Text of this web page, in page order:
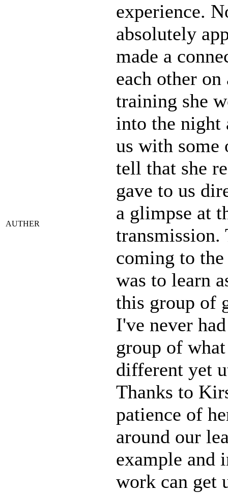
AUTHER
experience.
absolutely
made a
each other
training she
into the night
us with some
tell that she
gave to us
a glimpse at
transmission.
coming to
was to learn
this group of
I've never
group of
different yet
Thanks to
patience of
around our
example and
work can get